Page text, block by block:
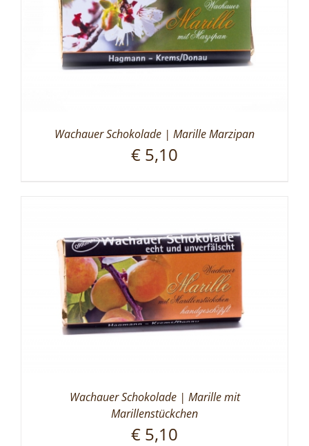
Wachauer Schokolade | Marille Marzipan
€ 5,10
Wachauer Schokolade | Marille mit
Marillenstückchen
€ 5,10